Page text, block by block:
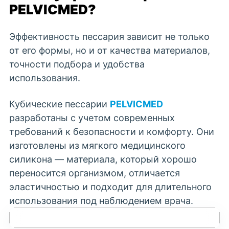
PELVICMED?
Эффективность пессария зависит не только
от его формы, но и от качества материалов,
точности подбора и удобства
использования.
Кубические пессарии PELVICMED
разработаны с учетом современных
требований к безопасности и комфорту. Они
изготовлены из мягкого медицинского
силикона — материала, который хорошо
переносится организмом, отличается
эластичностью и подходит для длительного
использования под наблюдением врача.